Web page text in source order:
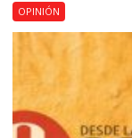
OPINIÓN